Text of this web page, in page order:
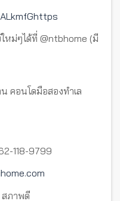
หม่ๆได้ที่ @ntbhome (มี
คอนโดมือสองทำเล
118-9799
สภาพดี